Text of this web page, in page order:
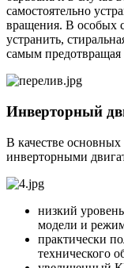
самостоятельно
вращения. В особых
устранить,
самым
Инверторный
В качестве
инверторными
низкий
модели и
практически
технического